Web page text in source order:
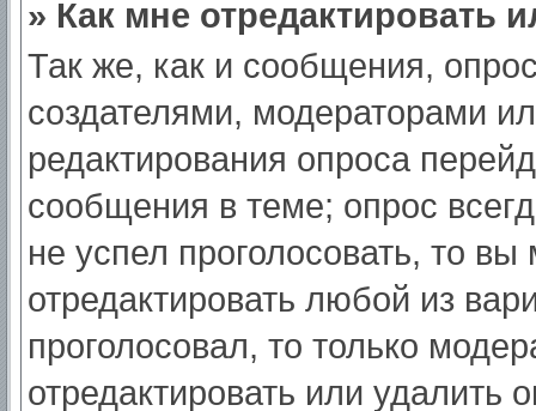
» Как мне отредактировать
Так же, как и сообщения,
создателями, модераторами
редактирования опроса
сообщения в теме; опрос
не успел проголосовать, то
отредактировать любой из
проголосовал, то только
отредактировать или удалить